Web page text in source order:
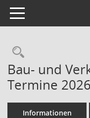
Toggle navigation
Bau- und
Termine 2026
Informationen